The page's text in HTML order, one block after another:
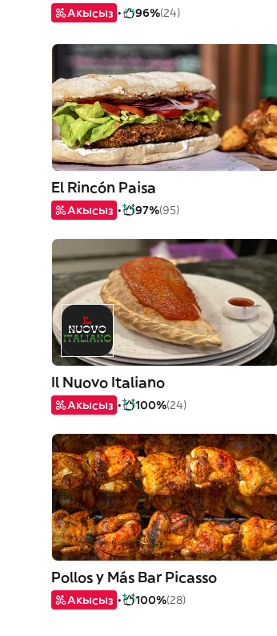
Акысыз 96%(24)
El Rincón Paisa
Акысыз 97%(95)
Il Nuovo Italiano
Акысыз 100%(24)
Pollos y Más Bar Picasso
Акысыз 100%(28)